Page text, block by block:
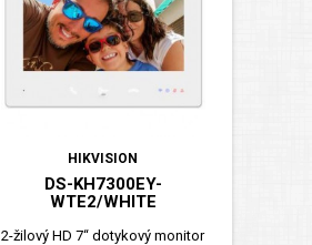
HIKVISION
DS-KH7300EY-
WTE2/WHITE
2-žilový HD 7“ dotykový monitor